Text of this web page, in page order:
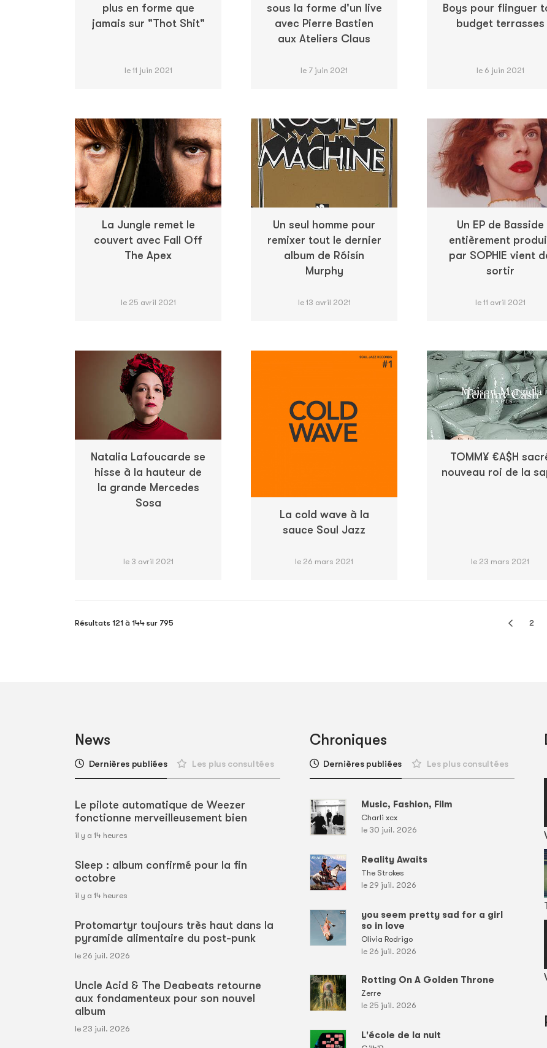
plus en forme que
jamais sur "Thot Shit"
le 11 juin 2021
sous la forme d'un live
avec Pierre Bastien
aux Ateliers Claus
le 7 juin 2021
Boys pour flinguer
budget terrasses
le 6 juin 2021
La Jungle remet le
couvert avec Fall Off
The Apex
le 25 avril 2021
Un seul homme pour
remixer tout le dernier
album de Róisín
Murphy
le 13 avril 2021
Un EP de Basside
entièrement
par SOPHIE vient
sortir
le 11 avril 2021
Natalia Lafoucarde se
hisse à la hauteur de
la grande Mercedes
Sosa
le 3 avril 2021
La cold wave à la
sauce Soul Jazz
le 26 mars 2021
TOMM¥ €A$H
nouveau roi de la
le 23 mars 2021
Résultats 121 à 144 sur 795 2
News
Dernières publiées Les plus consultées
Le pilote automatique de Weezer
fonctionne merveilleusement bien
il y a 14 heures
Sleep : album confirmé pour la fin
octobre
il y a 14 heures
Protomartyr toujours très haut dans la
pyramide alimentaire du post-punk
le 26 juil. 2026
Uncle Acid & The Deabeats retourne
aux fondamenteux pour son nouvel
album
le 23 juil. 2026
Chroniques
Dernières publiées Les plus consultées
Music, Fashion, Film
Charli xcx
le 30 juil. 2026
Reality Awaits
The Strokes
le 29 juil. 2026
you seem pretty sad for a girl
so in love
Olivia Rodrigo
le 26 juil. 2026
Rotting On A Golden Throne
Zerre
le 25 juil. 2026
L'école de la nuit